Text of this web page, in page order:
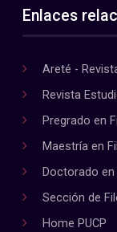
Enlaces
Areté -
Revista
Pregrado en
Maestría en
Doctorado
Sección de
Home PUCP